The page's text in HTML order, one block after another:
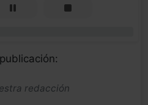
redacción